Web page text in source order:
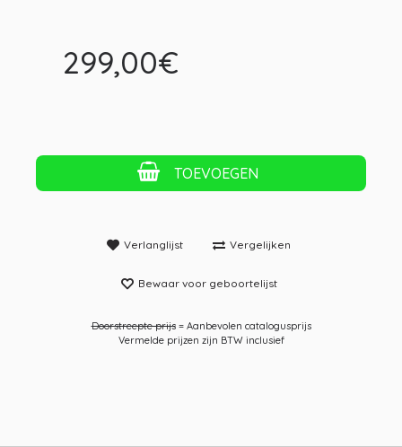
299,00€
TOEVOEGEN
Verlanglijst Vergelijken
Bewaar voor geboortelijst
Doorstreepte prijs= Aanbevolen catalogusprijs
Vermelde prijzen zijn BTW inclusief